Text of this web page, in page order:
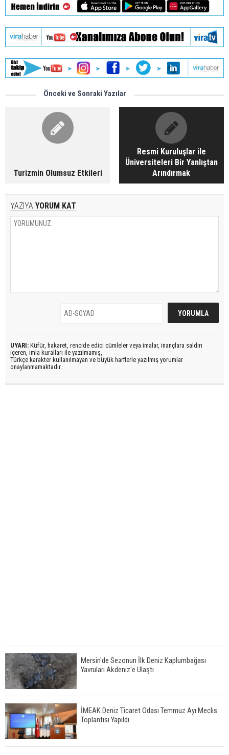
Önceki ve Sonraki Yazılar
Turizmin Olumsuz Etkileri
Resmi Kuruluşlar ile
Üniversiteleri Bir Yanlıştan
Arındırmak
YAZIYA YORUM KAT
UYARI: Küfür, hakaret, rencide edici cümleler veya imalar, inançlara saldırı
içeren, imla kuralları ile yazılmamış,
Türkçe karakter kullanılmayan ve büyük harflerle yazılmış yorumlar
onaylanmamaktadır.
Mersin'de Sezonun İlk Deniz Kaplumbağası
Yavruları Akdeniz'e Ulaştı
İMEAK Deniz Ticaret Odası Temmuz Ayı Meclis
Toplantısı Yapıldı